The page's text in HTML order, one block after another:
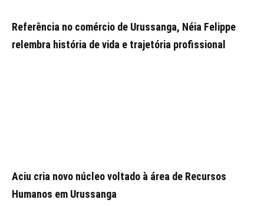
Referência no comércio de Urussanga, Néia Felippe
relembra história de vida e trajetória profissional
Aciu cria novo núcleo voltado à área de Recursos
Humanos em Urussanga